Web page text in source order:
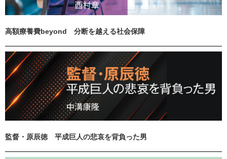
高額療養費beyond 分断を越える社会保障
監督・原辰徳 平成巨人の悲哀を背負った男